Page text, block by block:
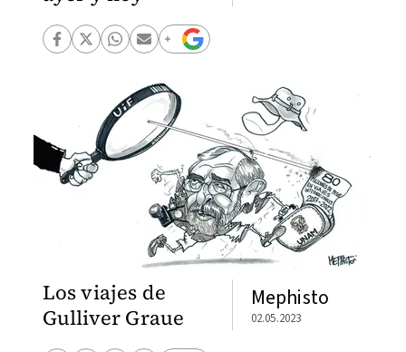
Los viajes de
Gulliver Graue
Mephisto
02.05.2023